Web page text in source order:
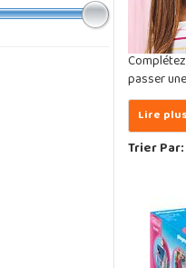
passer
Trier Par: